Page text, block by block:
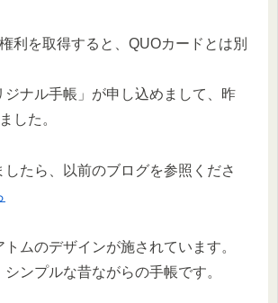
利を取得すると、QUOカードとは別
ジナル手帳」が申し込めまして、昨
した。
したら、以前のブログを参照くださ
ムのデザインが施されています。
ンプルな昔ながらの手帳です。